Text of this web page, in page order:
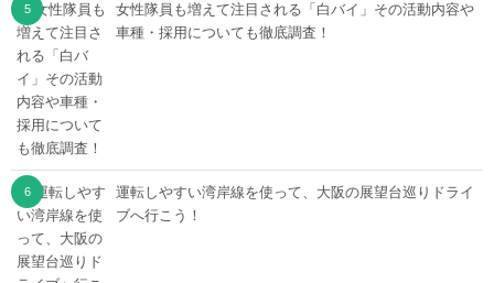
女性隊員も増えて注目される「白バイ」その活動内容や
車種・採用についても徹底調査！
運転しやすい湾岸線を使って、大阪の展望台巡りドライ
ブへ行こう！